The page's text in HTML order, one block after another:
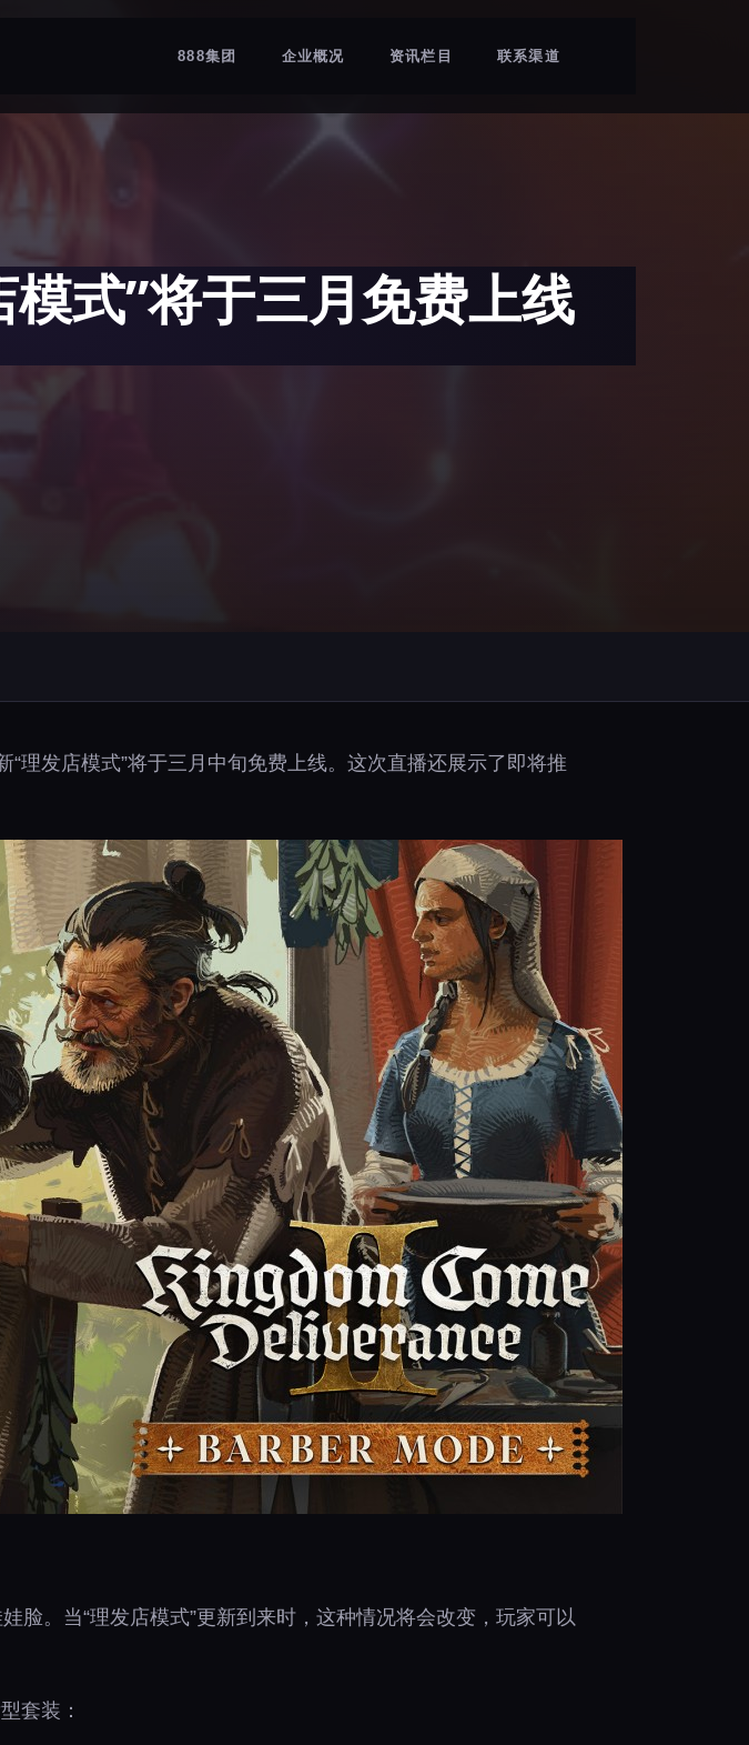
888集团 企业概况 资讯栏目 联系渠道
模式”将于三月免费上线
理发店模式”将于三月中旬免费上线。这次直播还展示了即将推
脸。当“理发店模式”更新到来时，这种情况将会改变，玩家可以
套装：